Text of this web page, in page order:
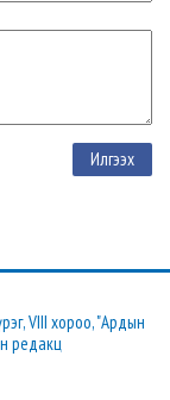
VIII хороо, "Ардын
редакц